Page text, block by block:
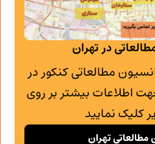
در تهران
پانسیون مطالعاتی کنکور در
اطلاعات بیشتر بر روی
کلیک نمایید
مطالعاتی تهران